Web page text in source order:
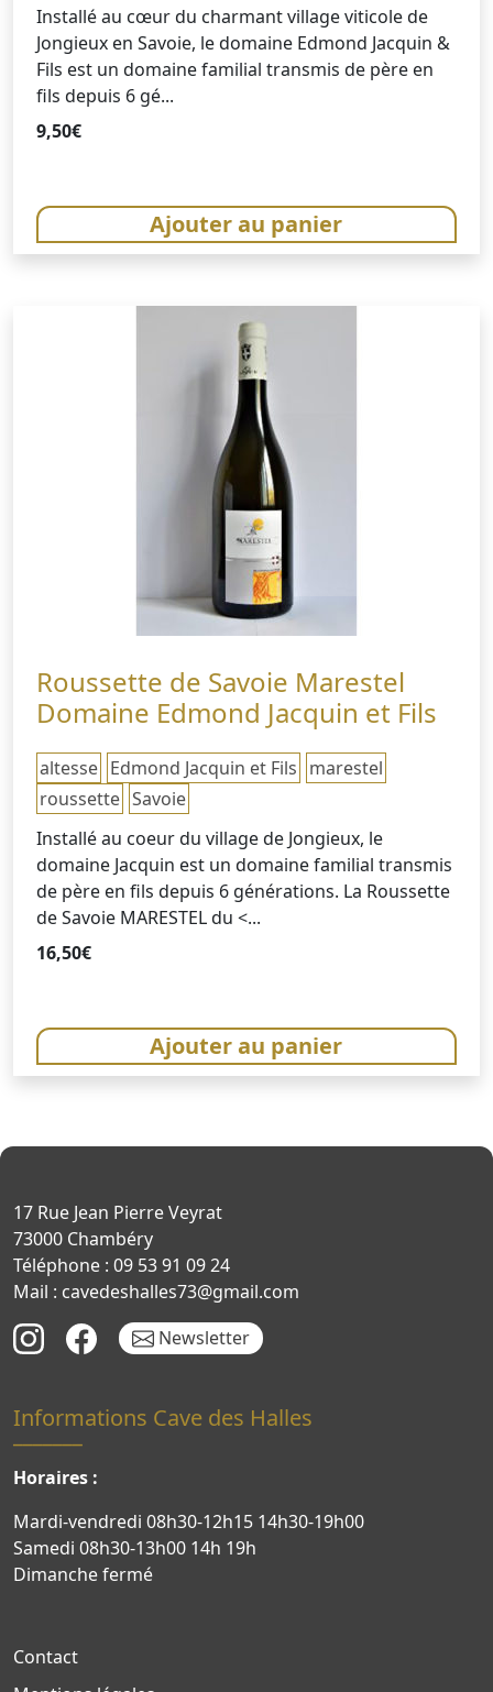
Installé au cœur du charmant village viticole de
Jongieux en Savoie, le domaine Edmond Jacquin &
Fils est un domaine familial transmis de père en
fils depuis 6 gé...
9,50€
Ajouter au panier
Roussette de Savoie Marestel
Domaine Edmond Jacquin et Fils
altesse Edmond Jacquin et Fils marestel
roussette Savoie
Installé au coeur du village de Jongieux, le
domaine Jacquin est un domaine familial transmis
de père en fils depuis 6 générations. La Roussette
de Savoie MARESTEL du <...
16,50€
Ajouter au panier
17 Rue Jean Pierre Veyrat
73000 Chambéry
Téléphone : 09 53 91 09 24
Mail : cavedeshalles73@gmail.com
Newsletter
Informations Cave des Halles
Horaires :
Mardi-vendredi 08h30-12h15 14h30-19h00
Samedi 08h30-13h00 14h 19h
Dimanche fermé
Contact